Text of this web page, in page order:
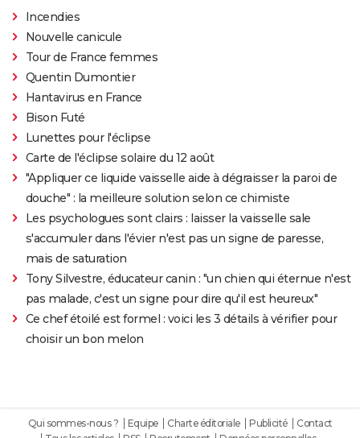
Incendies
Nouvelle canicule
Tour de France femmes
Quentin Dumontier
Hantavirus en France
Bison Futé
Lunettes pour l'éclipse
Carte de l'éclipse solaire du 12 août
"Appliquer ce liquide vaisselle aide à dégraisser la paroi de
douche" : la meilleure solution selon ce chimiste
Les psychologues sont clairs : laisser la vaisselle sale
s'accumuler dans l'évier n'est pas un signe de paresse,
mais de saturation
Tony Silvestre, éducateur canin : "un chien qui éternue n'est
pas malade, c'est un signe pour dire qu'il est heureux"
Ce chef étoilé est formel : voici les 3 détails à vérifier pour
choisir un bon melon
Qui sommes-nous ? Equipe Charte éditoriale Publicité
Contact